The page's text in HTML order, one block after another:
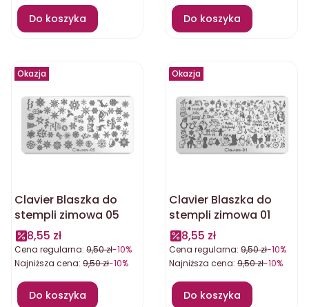
Do koszyka Do koszyka
Okazja
Clavier Blaszka do
stempli zimowa 05
8,55 zł
Cena regularna: 9,50 zł-10%
Najniższa cena: 9,50 zł-10%
Do koszyka
Okazja
Clavier Blaszka do
stempli zimowa 01
8,55 zł
Cena regularna: 9,50 zł-10%
Najniższa cena: 9,50 zł-10%
Do koszyka